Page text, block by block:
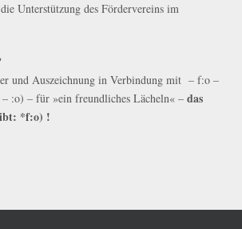
Unterstützung des Fördervereins im
und Auszeichnung in Verbindung mit – f:o –
:o) – für »ein freundliches Lächeln« – das
*f:o) !